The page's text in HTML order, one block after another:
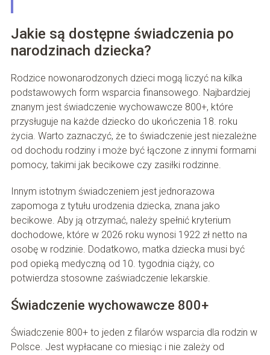
Jakie są dostępne świadczenia po
narodzinach dziecka?
Rodzice nowonarodzonych dzieci mogą liczyć na kilka
podstawowych form wsparcia finansowego. Najbardziej
znanym jest świadczenie wychowawcze 800+, które
przysługuje na każde dziecko do ukończenia 18. roku
życia. Warto zaznaczyć, że to świadczenie jest niezależne
od dochodu rodziny i może być łączone z innymi formami
pomocy, takimi jak becikowe czy zasiłki rodzinne.
Innym istotnym świadczeniem jest jednorazowa
zapomoga z tytułu urodzenia dziecka, znana jako
becikowe. Aby ją otrzymać, należy spełnić kryterium
dochodowe, które w 2026 roku wynosi 1922 zł netto na
osobę w rodzinie. Dodatkowo, matka dziecka musi być
pod opieką medyczną od 10. tygodnia ciąży, co
potwierdza stosowne zaświadczenie lekarskie.
Świadczenie wychowawcze 800+
Świadczenie 800+ to jeden z filarów wsparcia dla rodzin w
Polsce. Jest wypłacane co miesiąc i nie zależy od